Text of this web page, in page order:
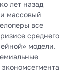
лет назад
массовый
все
среднего
модели.